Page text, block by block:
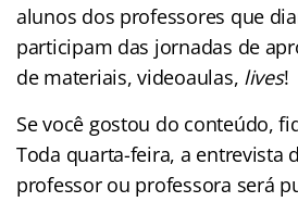
alunos dos professores que
participam das jornadas de
de materiais, videoaulas, lives!
Se você gostou do conteúdo,
Toda quarta-feira, a entrevista
professor ou professora será